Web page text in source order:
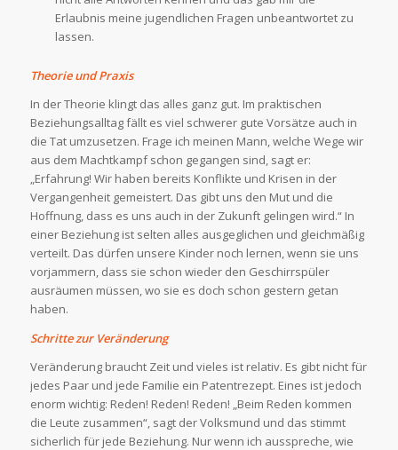
Erlaubnis meine jugendlichen Fragen unbeantwortet zu
lassen.
Theorie und Praxis
In der Theorie klingt das alles ganz gut. Im praktischen
Beziehungsalltag fällt es viel schwerer gute Vorsätze auch in
die Tat umzusetzen. Frage ich meinen Mann, welche Wege wir
aus dem Machtkampf schon gegangen sind, sagt er:
„Erfahrung! Wir haben bereits Konflikte und Krisen in der
Vergangenheit gemeistert. Das gibt uns den Mut und die
Hoffnung, dass es uns auch in der Zukunft gelingen wird.“ In
einer Beziehung ist selten alles ausgeglichen und gleichmäßig
verteilt. Das dürfen unsere Kinder noch lernen, wenn sie uns
vorjammern, dass sie schon wieder den Geschirrspüler
ausräumen müssen, wo sie es doch schon gestern getan
haben.
Schritte zur Veränderung
Veränderung braucht Zeit und vieles ist relativ. Es gibt nicht für
jedes Paar und jede Familie ein Patentrezept. Eines ist jedoch
enorm wichtig: Reden! Reden! Reden! „Beim Reden kommen
die Leute zusammen“, sagt der Volksmund und das stimmt
sicherlich für jede Beziehung. Nur wenn ich ausspreche, wie